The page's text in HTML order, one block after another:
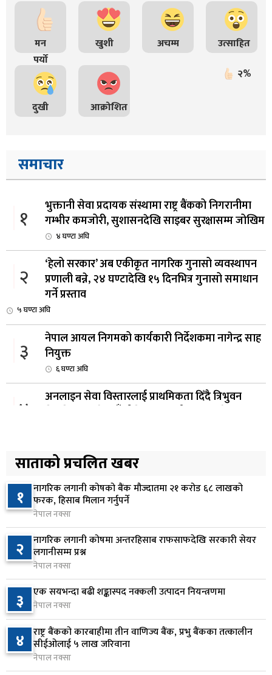
मन
पर्यो
खुशी अचम्म उत्साहित
दुखी आक्रोशित
२%
समाचार
१
भुक्तानी सेवा प्रदायक संस्थामा राष्ट्र बैंकको निगरानीमा
गम्भीर कमजोरी, सुशासनदेखि साइबर सुरक्षासम्म जोखिम
४ घण्टा अघि
२
‘हेलो सरकार’ अब एकीकृत नागरिक गुनासो व्यवस्थापन
प्रणाली बन्ने, २४ घण्टादेखि १५ दिनभित्र गुनासो समाधान
गर्ने प्रस्ताव
५ घण्टा अघि
३
नेपाल आयल निगमको कार्यकारी निर्देशकमा नागेन्द्र साह
नियुक्त
६ घण्टा अघि
४
अनलाइन सेवा विस्तारलाई प्राथमिकता दिँदै त्रिभुवन
५
सरकारद्वारा राष्ट्रसेवक कर्मचारीको नयाँ तलबमान
स्वीकृत, न्यूनतम तलब २८ हजार ९८४ रुपैयाँ
७ घण्टा अघि
६
सिद्धबाबा सुरुङ निर्माणमा ३ अर्ब १ करोड खर्च, २०८३
फागुनको समयसीमा
१४ घण्टा अघि
७
निम्सदाइसहित चार पर्वतारोहीको शव बेस क्याम्पमा
ल्याइयो
१ दिन अघि
८
सुनसरी र सिरहाका घटनाका पीडितलाई राहत र उपचार
दिने सरकारको निर्णय
१ दिन अघि
साताको प्रचलित खबर
१ नागरिक लगानी कोषको बैंक मौज्दातमा २१ करोड ६८ लाखको
फरक, हिसाब मिलान गर्नुपर्ने
नेपाल नक्सा
२ नागरिक लगानी कोषमा अन्तरहिसाब राफसाफदेखि सरकारी सेयर
लगानीसम्म प्रश्न
नेपाल नक्सा
३ एक सयभन्दा बढी शङ्कास्पद नक्कली उत्पादन नियन्त्रणमा
नेपाल नक्सा
४ राष्ट्र बैंकको कारबाहीमा तीन वाणिज्य बैंक, प्रभु बैंकका तत्कालीन
सीईओलाई ५ लाख जरिवाना
नेपाल नक्सा